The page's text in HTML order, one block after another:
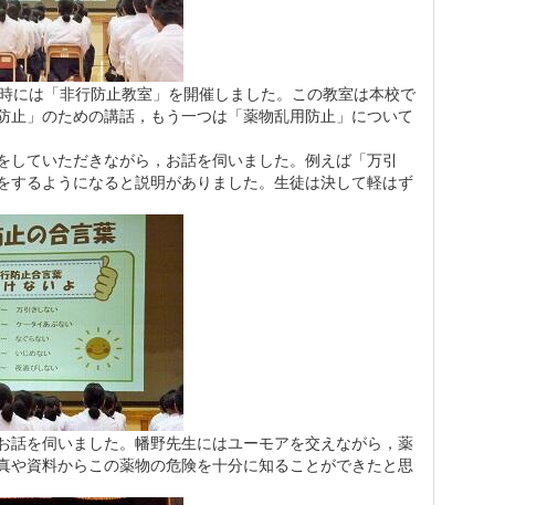
は「非行防止教室」を開催しました。この教室は本校で
」のための講話，もう一つは「薬物乱用防止」について
ていただきながら，お話を伺いました。例えば「万引
るようになると説明がありました。生徒は決して軽はず
を伺いました。幡野先生にはユーモアを交えながら，薬
資料からこの薬物の危険を十分に知ることができたと思